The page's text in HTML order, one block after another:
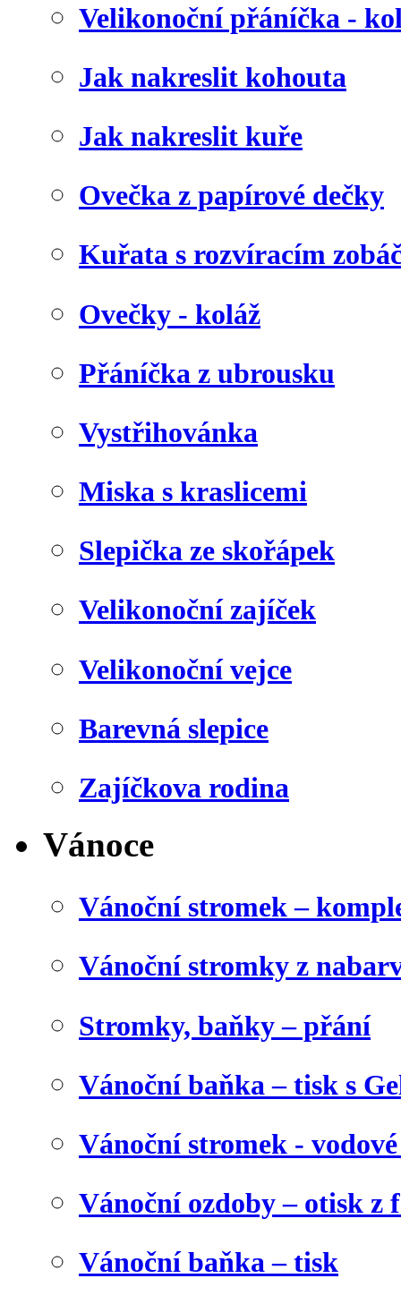
Velikonoční přáníčka -
Jak nakreslit kohouta
Jak nakreslit kuře
Ovečka z papírové dečky
Kuřata s rozvíracím
Ovečky - koláž
Přáníčka z ubrousku
Vystřihovánka
Miska s kraslicemi
Slepička ze skořápek
Velikonoční zajíček
Velikonoční vejce
Barevná slepice
Zajíčkova rodina
Vánoce
Vánoční stromek –
Vánoční stromky z
Stromky, baňky – přání
Vánoční baňka – tisk s
Vánoční stromek -
Vánoční ozdoby – otisk z
Vánoční baňka – tisk